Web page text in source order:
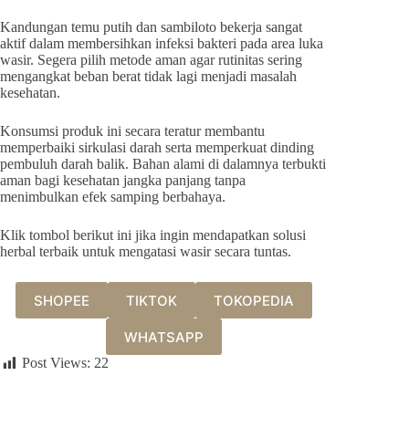
Kandungan temu putih dan sambiloto bekerja sangat
aktif dalam membersihkan infeksi bakteri pada area luka
wasir. Segera pilih metode aman agar rutinitas sering
mengangkat beban berat tidak lagi menjadi masalah
kesehatan.
Konsumsi produk ini secara teratur membantu
memperbaiki sirkulasi darah serta memperkuat dinding
pembuluh darah balik. Bahan alami di dalamnya terbukti
aman bagi kesehatan jangka panjang tanpa
menimbulkan efek samping berbahaya.
Klik tombol berikut ini jika ingin mendapatkan solusi
herbal terbaik untuk mengatasi wasir secara tuntas.
SHOPEE TIKTOK TOKOPEDIA
WHATSAPP
Post Views: 22